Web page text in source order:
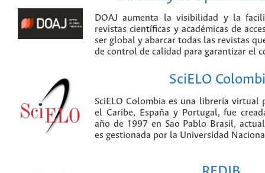
DOAJ aumenta la visibilidad y la
revistas científicas y académicas de
ser global y abarcar todas las revistas
de control de calidad para garantizar el
SciELO
SciELO Colombia es una librería virtual
el Caribe, España y Portugal, fue
año de 1997 en Sao Pablo Brasil,
es gestionada por la Universidad